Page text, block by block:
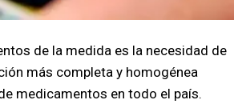
de la medida es la necesidad de
más completa y homogénea
medicamentos en todo el país.